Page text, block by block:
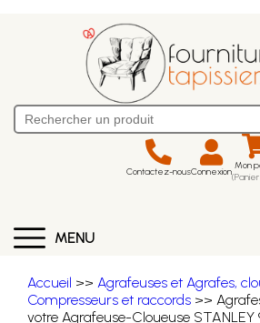
Contactez-nousConnexion Mon
MENU
Accueil >> Agrafeuses et Agrafes,
Compresseurs et raccords >>
votre Agrafeuse-Cloueuse STANLEY